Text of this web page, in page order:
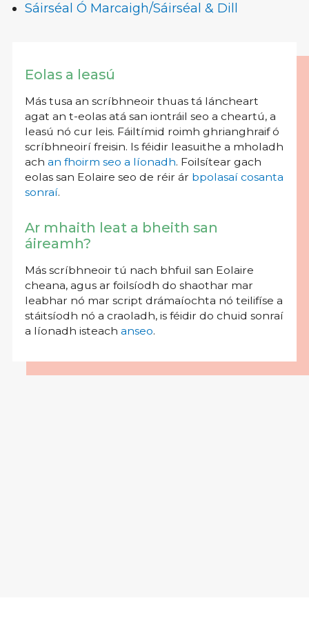
Sáirséal Ó Marcaigh/Sáirséal & Dill
Eolas a leasú
Más tusa an scríbhneoir thuas tá láncheart
agat an t-eolas atá san iontráil seo a cheartú, a
leasú nó cur leis. Fáiltímid roimh ghrianghraif ó
scríbhneoirí freisin. Is féidir leasuithe a mholadh
ach an fhoirm seo a líonadh. Foilsítear gach
eolas san Eolaire seo de réir ár bpolasaí cosanta
sonraí.
Ar mhaith leat a bheith san
áireamh?
Más scríbhneoir tú nach bhfuil san Eolaire
cheana, agus ar foilsíodh do shaothar mar
leabhar nó mar script drámaíochta nó teilifíse a
stáitsíodh nó a craoladh, is féidir do chuid sonraí
a líonadh isteach anseo.